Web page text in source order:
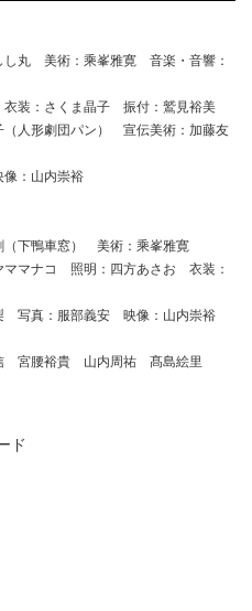
し丸 美術：乘峯雅寛 音楽・音響：
装：さくま晶子 振付：鷲見裕美
（人形劇団パン） 宣伝美術：加藤友
：山内崇裕
（下鴨車窓） 美術：乘峯雅寛
ママナコ 照明：四方あさお 衣装：
写真：服部義安 映像：山内崇裕
宮腰裕貴 山内周祐 髙島絵里
ド